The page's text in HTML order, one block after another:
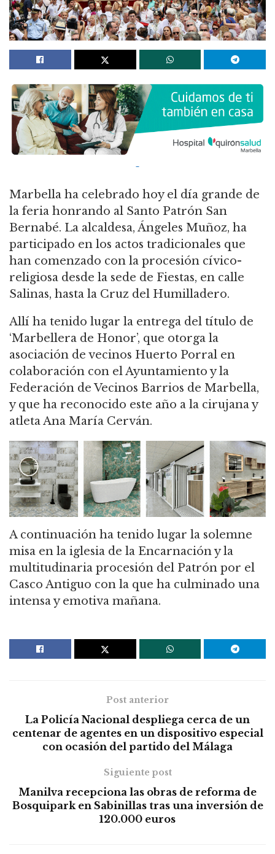
Marbella ha celebrado hoy el día grande de
la feria honrando al Santo Patrón San
Bernabé. La alcaldesa, Ángeles Muñoz, ha
participado en los actos tradicionales que
han comenzado con la procesión cívico-
religiosa desde la sede de Fiestas, en calle
Salinas, hasta la Cruz del Humilladero.
Allí ha tenido lugar la entrega del título de
‘Marbellera de Honor’, que otorga la
asociación de vecinos Huerto Porral en
colaboración con el Ayuntamiento y la
Federación de Vecinos Barrios de Marbella,
y que ha reconocido este año a la cirujana y
atleta Ana María Cerván.
A continuación ha tenido lugar la solemne
misa en la iglesia de la Encarnación y la
multitudinaria procesión del Patrón por el
Casco Antiguo con la que ha culminado una
intensa y emotiva mañana.
Post anterior
La Policía Nacional despliega cerca de un
centenar de agentes en un dispositivo especial
con ocasión del partido del Málaga
Siguiente post
Manilva recepciona las obras de reforma de
Bosquipark en Sabinillas tras una inversión de
120.000 euros